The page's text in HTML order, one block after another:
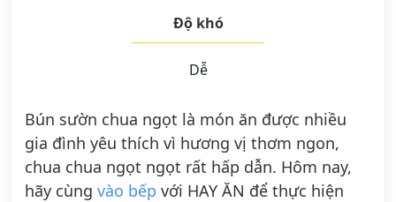
Độ khó
Dễ
Bún sườn chua ngọt là món ăn được nhiều
gia đình yêu thích vì hương vị thơm ngon,
chua chua ngọt ngọt rất hấp dẫn. Hôm nay,
hãy cùng vào bếp với HAY ĂN để thực hiện